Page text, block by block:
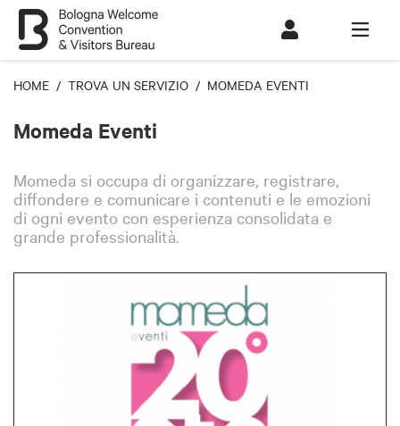
HOME / TROVA UN SERVIZIO / MOMEDA EVENTI
Momeda Eventi
Momeda si occupa di organizzare, registrare,
diffondere e comunicare i contenuti e le emozioni
di ogni evento con esperienza consolidata e
grande professionalità.